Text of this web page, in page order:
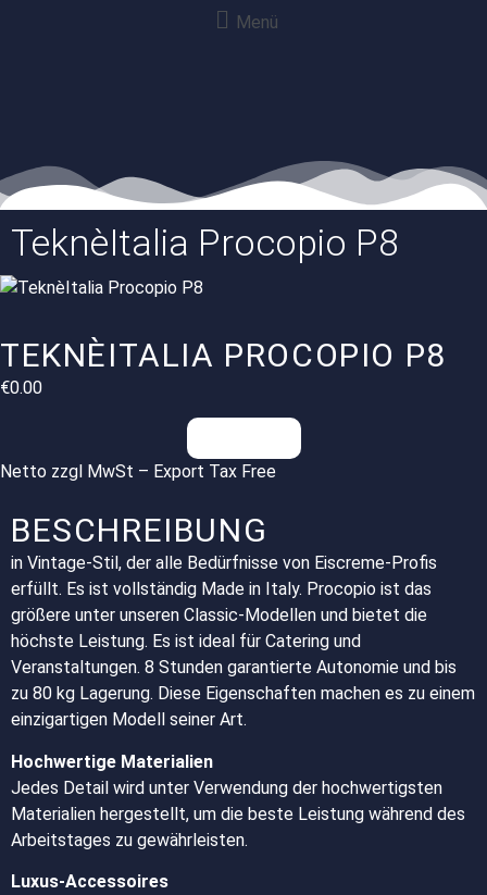
Menü
TeknèItalia Procopio P8
TEKNÈITALIA PROCOPIO P8
€0.00
Netto zzgl MwSt – Export Tax Free
BESCHREIBUNG
in Vintage-Stil, der alle Bedürfnisse von Eiscreme-Profis
erfüllt. Es ist vollständig Made in Italy. Procopio ist das
größere unter unseren Classic-Modellen und bietet die
höchste Leistung. Es ist ideal für Catering und
Veranstaltungen. 8 Stunden garantierte Autonomie und bis
zu 80 kg Lagerung. Diese Eigenschaften machen es zu einem
einzigartigen Modell seiner Art.
Hochwertige Materialien
Jedes Detail wird unter Verwendung der hochwertigsten
Materialien hergestellt, um die beste Leistung während des
Arbeitstages zu gewährleisten.
Luxus-Accessoires